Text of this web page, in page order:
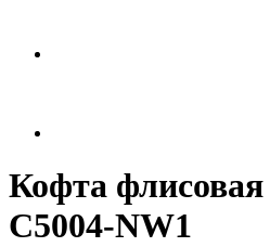
Кофта
C5004-NW1